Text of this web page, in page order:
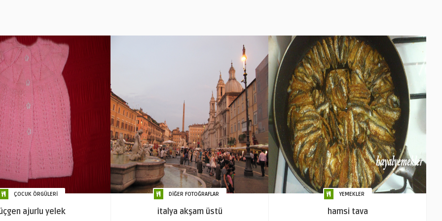
ÇOCUK ÖRGÜLERİ
ajurlu yelek
DİĞER FOTOĞRAFLAR
italya akşam üstü
YEMEKLER
hamsi tava